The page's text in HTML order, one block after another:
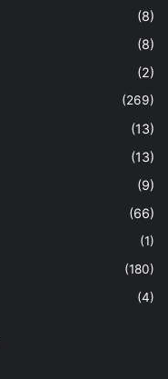
(8)
(8)
(2)
(269)
(13)
(13)
(9)
(66)
(1)
(180)
(4)